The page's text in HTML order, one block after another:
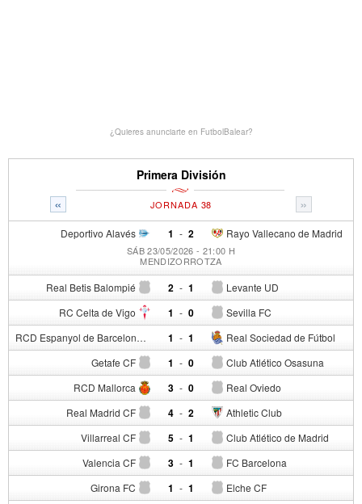
¿Quieres anunciarte en FutbolBalear?
Primera División
« »
JORNADA 38
Deportivo Alavés 1 - Rayo Vallecano de Madrid
2
SÁB 23/05/2026 - 21:00 H
MENDIZORROTZA
Real Betis Balompié 2 - Levante UD
1
RC Celta de Vigo 1 - Sevilla FC
0
RCD Espanyol de Barcelona 1 - Real Sociedad de Fútbol
1
Getafe CF 1 - Club Atlético Osasuna
0
RCD Mallorca 3 - Real Oviedo
0
Real Madrid CF 4 - Athletic Club
2
Villarreal CF 5 - Club Atlético de Madrid
1
Valencia CF 3 - FC Barcelona
1
Girona FC 1 - Elche CF
1